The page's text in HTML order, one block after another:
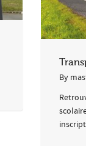
By